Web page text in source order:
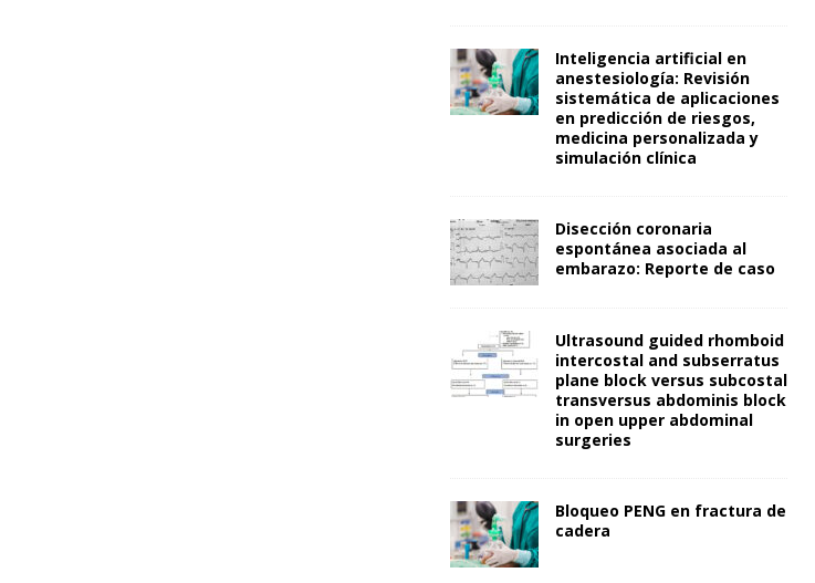
Inteligencia artificial en
anestesiología: Revisión
sistemática de aplicaciones
en predicción de riesgos,
medicina personalizada y
simulación clínica
Disección coronaria
espontánea asociada al
embarazo: Reporte de caso
Ultrasound guided rhomboid
intercostal and subserratus
plane block versus subcostal
transversus abdominis block
in open upper abdominal
surgeries
Bloqueo PENG en fractura de
cadera